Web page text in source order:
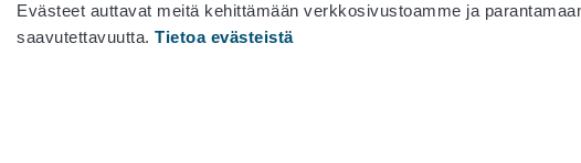
Evästeet auttavat meitä kehittämään verkkosivustoamme ja
saavutettavuutta.Tietoa evästeistä